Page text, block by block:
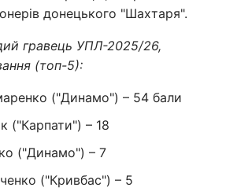
донецького "Шахтаря".
гравець УПЛ-2025/26,
(топ-5):
("Динамо") – 54 бали
("Карпати") – 18
("Динамо") – 7
("Кривбас") – 5